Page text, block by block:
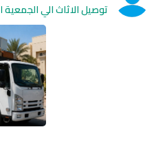
توصيل الاثاث الي الجمعية